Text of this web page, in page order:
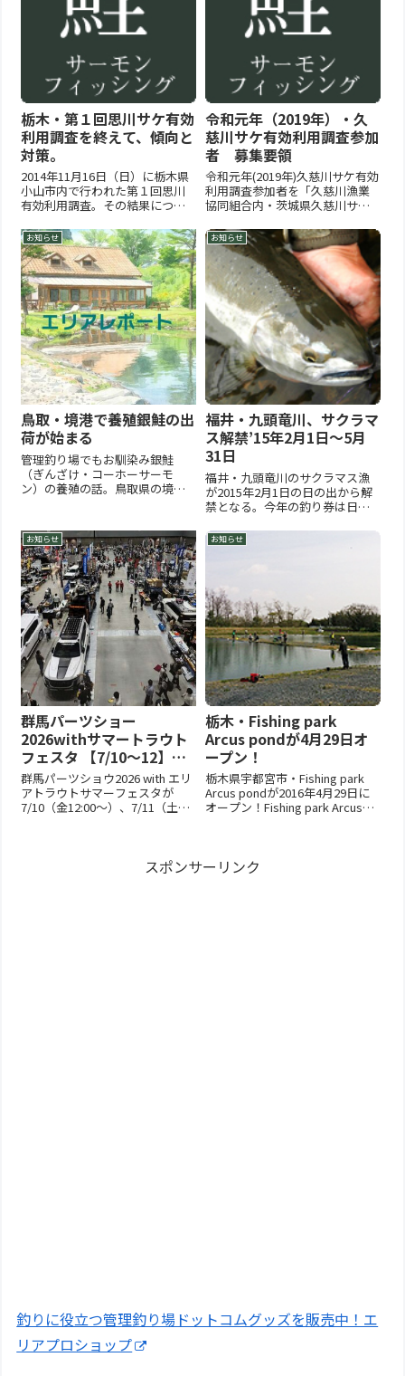
栃木・第１回思川サケ有効
利用調査を終えて、傾向と
対策。
2014年11月16日（日）に栃木県
小山市内で行われた第１回思川
有効利用調査。その結果につい
を行い回答を得ました。申し込
みに関して2014年9月29日に公募
を開始したところ、開始約１時
間で50枚のFAXが着信し、この時
点で終了となっ...
令和元年（2019年）・久
慈川サケ有効利用調査参加
者 募集要領
令和元年(2019年)久慈川サケ有効
利用調査参加者を「久慈川漁業
協同組合内・茨城県久慈川サケ
が募集する。今年もフライフィ
ッシングとルアーフィッシン
グ・餌釣りで募集期間が異なる
ので注意が必要（下記参照）。
調査の対象はシロサケで調査員...
お知らせ
鳥取・境港で養殖銀鮭の出
荷が始まる
管理釣り場でもお馴染み銀鮭
（ぎんざけ・コーホーサーモ
ン）の養殖の話。鳥取県の境港
養殖していた事は昔からの管理
釣り場ファンの方なら、なんと
なく聞いたことがあるという方
も多いだろう。しかし2011年東
日本大震...
お知らせ
福井・九頭竜川、サクラマ
ス解禁’15年2月1日～5月
31日
福井・九頭竜川のサクラマス漁
が2015年2月1日の日の出から解
禁となる。今年の釣り券は日釣
隣の釣り具店などで購入でき
る。漁期は5月31日まで。解禁日
スタートと...
お知らせ
群馬パーツショー
2026withサマートラウト
フェスタ 【7/10～12】開
催
群馬パーツショウ2026 with エリ
アトラウトサマーフェスタが
7/10（金12:00～）、7/11（土
スタは群馬パーツショーの一部
お知らせ
栃木・Fishing park
Arcus pondが4月29日オ
ープン！
栃木県宇都宮市・Fishing park
Arcus pondが2016年4月29日に
オープン！Fishing park Arcus
ても管理釣り場ファンならおな
スポンサーリンク
釣りに役立つ管理釣り場ドットコムグッズを販売中！エ
リアプロショップ